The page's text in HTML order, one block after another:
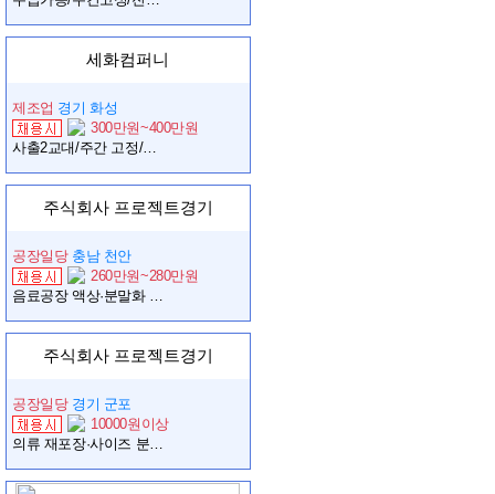
세화컴퍼니
제조업 경기 화성
300만원~400만원
사출2교대/주간 고정/통근 주급가능
주식회사 프로젝트경기
공장일당 충남 천안
260만원~280만원
음료공장 액상·분말화 공정 및 원료투입 생산직 (초보가능/단순업무/안정근무)
주식회사 프로젝트경기
공장일당 경기 군포
10000원이상
의류 재포장·사이즈 분류·운송장 부착 단순업무 (초보가능/즉시근무)